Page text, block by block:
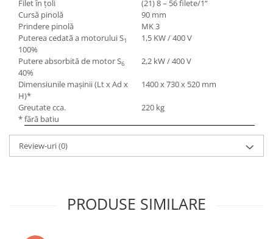
Filet în ţoli
(21) 8 – 56 filete/1“
Cursă pinolă
90 mm
Prindere pinolă
MK 3
Puterea cedată a motorului S1
100%
1,5 KW / 400 V
Putere absorbită de motor S6
40%
2,2 kW / 400 V
Dimensiunile maşinii (Lt x Ad x
H)*
1400 x 730 x 520 mm
Greutate cca.
220 kg
* fără batiu
Review-uri(0)
PRODUSE SIMILARE